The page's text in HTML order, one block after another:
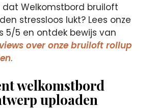
dat Welkomstbord bruiloft
stressloos lukt? Lees onze
5/5 en ontdek bewijs van
over onze bruiloft rollup
.
welkomstbord
uploaden